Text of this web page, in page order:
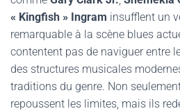
« Kingfish » Ingram insufflent un
remarquable à la scène blues
contentent pas de naviguer entre
des structures musicales
traditions du genre. Non
repoussent les limites, mais ils